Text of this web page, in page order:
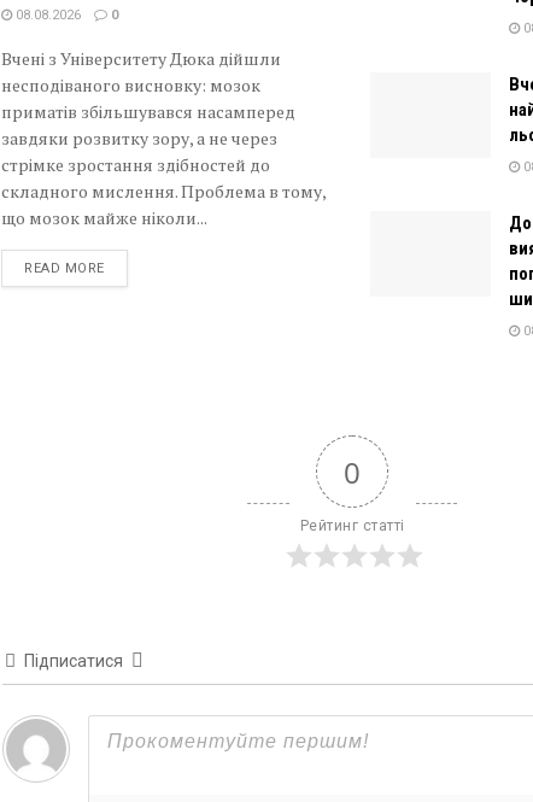
08.08.2026 0
Вчені з Університету Дюка дійшли
несподіваного висновку: мозок
приматів збільшувався насамперед
завдяки розвитку зору, а не через
стрімке зростання здібностей до
складного мислення. Проблема в тому,
що мозок майже ніколи...
READ MOREDETAILS
0
Рейтинг статті
Підписатися